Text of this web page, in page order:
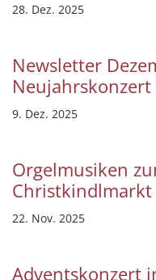
28. Dez. 2025
Newsletter
Neujahrskonzert
9. Dez. 2025
Orgelmusiken
Christkindlmarkt
22. Nov. 2025
Adventskonzert